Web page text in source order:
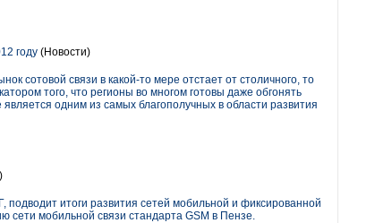
году (Новости)
сотовой связи в какой-то мере отстает от столичного, то
того, что регионы во многом готовы даже обгонять
одним из самых благополучных в области развития
итоги развития сетей мобильной и фиксированной
сети мобильной связи стандарта GSM в Пензе.